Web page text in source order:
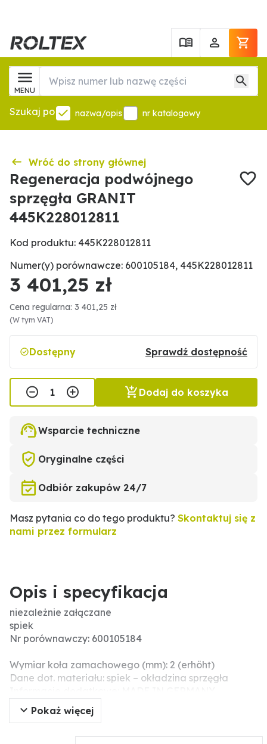
MENU
Szukaj po nazwa/opis nr katalogowy
Wróć do strony głównej
Regeneracja podwójnego
sprzęgła GRANIT
445K228012811
Kod produktu: 445K228012811
Numer(y) porównawcze: 600105184, 445K228012811
3 401,25 zł
Cena regularna: 3 401,25 zł
(W tym VAT)
Dostępny Sprawdź dostępność
Dodaj do koszyka
Wsparcie techniczne
Oryginalne części
Odbiór zakupów 24/7
Masz pytania co do tego produktu? Skontaktuj się z
nami przez formularz
Opis i specyfikacja
niezależnie załączane
spiek
Nr porównawczy: 600105184
Wymiar koła zamachowego (mm): 2 (erhöht)
Dane dot. materiału: spiek – okładzina sprzęgła
Wymiary (mm): 34 x 40
12 wpustów
Pokaż więcej